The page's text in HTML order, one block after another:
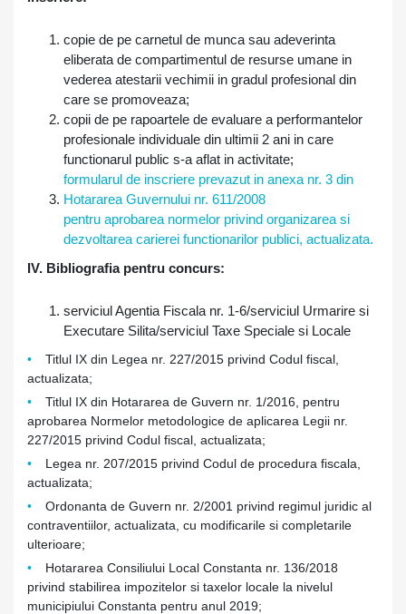
copie de pe carnetul de munca sau adeverinta
eliberata de compartimentul de resurse umane in
vederea atestarii vechimii in gradul profesional din
care se promoveaza;
copii de pe rapoartele de evaluare a performantelor
profesionale individuale din ultimii 2 ani in care
functionarul public s-a aflat in activitate;
formularul de inscriere prevazut in anexa nr. 3 din
Hotararea Guvernului nr. 611/2008
pentru aprobarea normelor privind organizarea si
dezvoltarea carierei functionarilor publici, actualizata.
IV. Bibliografia pentru concurs:
serviciul Agentia Fiscala nr. 1-6/serviciul Urmarire si
Executare Silita/serviciul Taxe Speciale si Locale
Titlul IX din Legea nr. 227/2015 privind Codul fiscal,
actualizata;
Titlul IX din Hotararea de Guvern nr. 1/2016, pentru
aprobarea Normelor metodologice de aplicarea Legii nr.
227/2015 privind Codul fiscal, actualizata;
Legea nr. 207/2015 privind Codul de procedura fiscala,
actualizata;
Ordonanta de Guvern nr. 2/2001 privind regimul juridic al
contraventiilor, actualizata, cu modificarile si completarile
ulterioare;
Hotararea Consiliului Local Constanta nr. 136/2018
privind stabilirea impozitelor si taxelor locale la nivelul
municipiului Constanta pentru anul 2019;